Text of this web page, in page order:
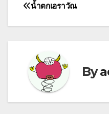
Post
navigation
น้ำตกเอราวัณ
By